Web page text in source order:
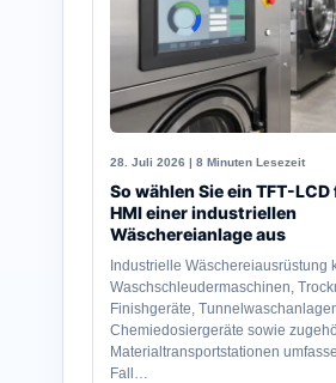
28. Juli 2026 | 8 Minuten Lesezeit
So wählen Sie ein TFT-
HMI einer industriellen
Wäschereianlage aus
Industrielle Wäschereiausrüstung
Waschschleudermaschinen,
Finishgeräte,
Chemiedosiergeräte sowie
Materialtransportstationen
Fall…